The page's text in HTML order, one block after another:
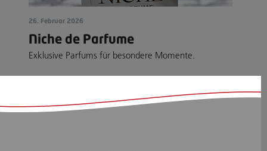
26. Februar 2026
Niche de Parfume
Exklusive Parfums für besondere Momente.